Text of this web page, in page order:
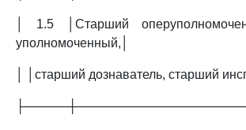
│ 1.5 │Старший
уполномоченный,│
│ │старший дознаватель, старший